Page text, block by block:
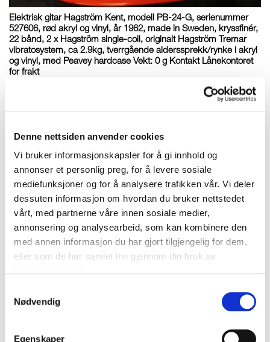
Denne nettsiden anvender cookies
Vi bruker informasjonskapsler for å gi innhold og
annonser et personlig preg, for å levere sosiale
mediefunksjoner og for å analysere trafikken vår. Vi deler
dessuten informasjon om hvordan du bruker nettstedet
vårt, med partnerne våre innen sosiale medier,
annonsering og analysearbeid, som kan kombinere den
med annen informasjon du har gjort tilgjengelig for dem,
eller som de har samlet inn gjennom din bruk av
Nødvendig
Egenskaper
Elektrisk gitar Hagström Kent, modell PB-24-G, serienummer
527606, rød akryl og vinyl, år 1962, made in Sweden, kryssfinér,
22 bånd, 2 x Hagström single-coil, originalt Hagström Tremar
vibratosystem, ca 2.9kg, tverrgående alderssprekk/rynke i akryl
og vinyl, med Peavey hardcase Vekt: 0 g Kontakt Lånekontoret
for frakt
Oslo Kirkegata